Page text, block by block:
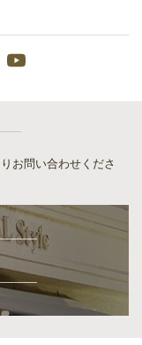
お問い合わせくださ